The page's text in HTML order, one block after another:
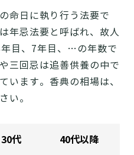
命日に執り行う法要で
年忌法要と呼ばれ、故人
目、7年目、…の年数で
三回忌は追善供養の中で
います。香典の相場は、
い。
30代 40代以降